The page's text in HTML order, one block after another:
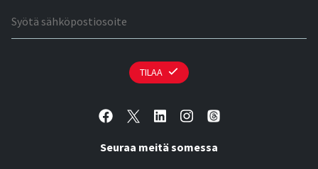
TILAA
Seuraa meitä somessa